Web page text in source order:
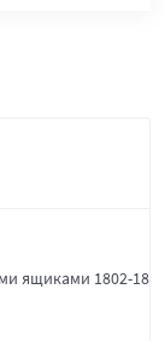
ящиками 1802-18-